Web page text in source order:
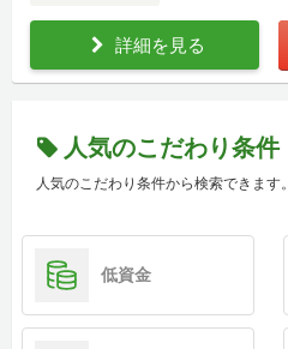
詳細を見る
人気のこだわり条件
人気のこだわり条件から検索できます。
低資金